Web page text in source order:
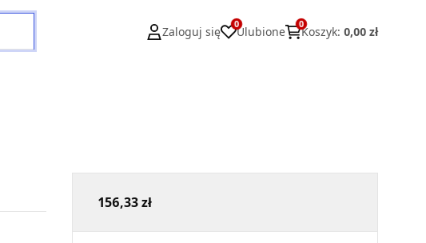
Zaloguj się
0
Ulubione
0
Koszyk: 0,00 zł
156,33 zł